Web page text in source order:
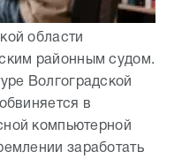
области
районным судом.
Волгоградской
в
компьютерной
заработать